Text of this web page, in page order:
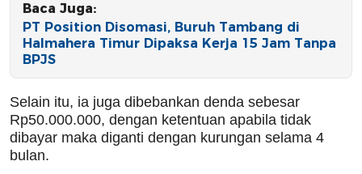
Baca Juga:
PT Position Disomasi, Buruh Tambang di
Halmahera Timur Dipaksa Kerja 15 Jam Tanpa
BPJS
Selain itu, ia juga dibebankan denda sebesar
Rp50.000.000, dengan ketentuan apabila tidak
dibayar maka diganti dengan kurungan selama 4
bulan.